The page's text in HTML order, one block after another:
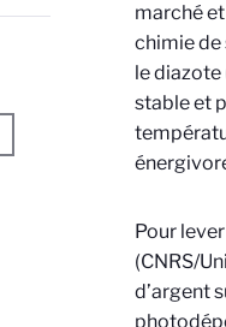
marché
chimie de
le diazote
stable et
Pour
(CNRS/
d’argent